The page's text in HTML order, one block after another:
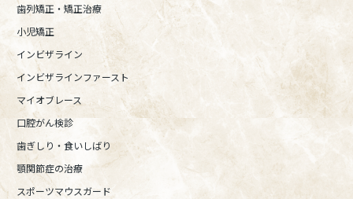
歯列矯正・矯正治療
小児矯正
インビザライン
インビザラインファースト
マイオブレース
口腔がん検診
歯ぎしり・食いしばり
顎関節症の治療
スポーツマウスガード